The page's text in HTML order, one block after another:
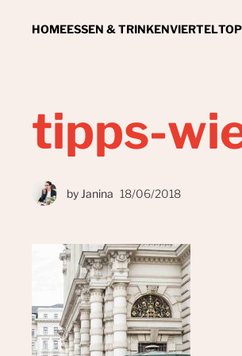
HOMEESSEN & TRINKENVIERTEL
tipps-
by Janina 18/06/2018